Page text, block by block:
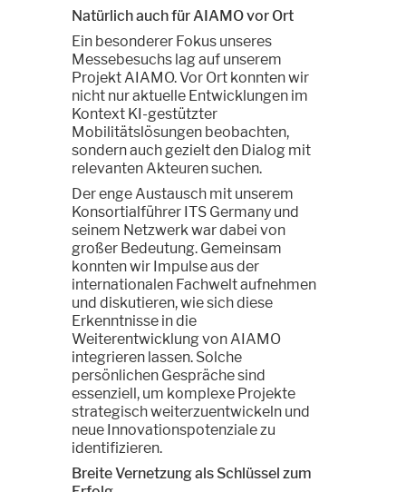
Natürlich auch für AIAMO vor Ort
Ein besonderer Fokus unseres
Messebesuchs lag auf unserem
Projekt AIAMO. Vor Ort konnten wir
nicht nur aktuelle Entwicklungen im
Kontext KI-gestützter
Mobilitätslösungen beobachten,
sondern auch gezielt den Dialog mit
relevanten Akteuren suchen.
Der enge Austausch mit unserem
Konsortialführer ITS Germany und
seinem Netzwerk war dabei von
großer Bedeutung. Gemeinsam
konnten wir Impulse aus der
internationalen Fachwelt aufnehmen
und diskutieren, wie sich diese
Erkenntnisse in die
Weiterentwicklung von AIAMO
integrieren lassen. Solche
persönlichen Gespräche sind
essenziell, um komplexe Projekte
strategisch weiterzuentwickeln und
neue Innovationspotenziale zu
identifizieren.
Breite Vernetzung als Schlüssel zum